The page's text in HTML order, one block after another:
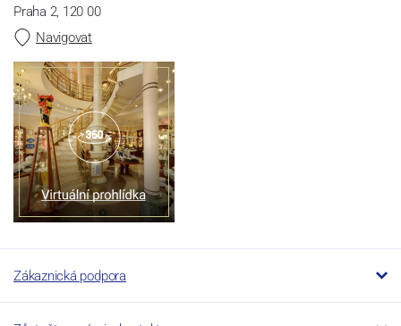
Praha 2, 120 00
Navigovat
Zákaznická podpora